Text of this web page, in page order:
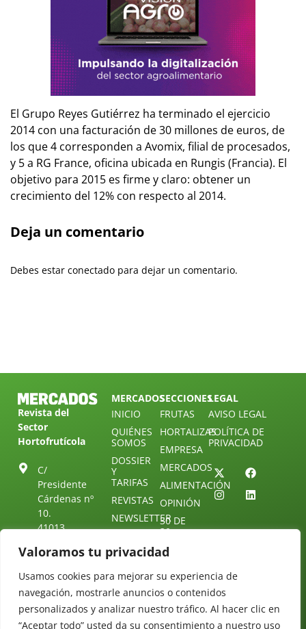
Valoramos tu privacidad
Usamos cookies para mejorar su experiencia de
navegación, mostrarle anuncios o contenidos
personalizados y analizar nuestro tráfico. Al hacer clic en
“Aceptar todo” usted da su consentimiento a nuestro uso
El Grupo Reyes Gutiérrez ha terminado el ejercicio
2014 con una facturación de 30 millones de euros, de
los que 4 corresponden a Avomix, filial de procesados,
y 5 a RG France, oficina ubicada en Rungis (Francia). El
objetivo para 2015 es firme y claro: obtener un
crecimiento del 12% con respecto al 2014.
Deja un comentario
Debes estar conectado para dejar un comentario.
Revista del
Sector
Hortofrutícola
C/
Presidente
Cárdenas nº
10.
41013
ESPAÑA
Tel: (+34) 954
25 88 51
redaccion@revistamercados.com
MERCADOS
INICIO
QUIÉNES
SOMOS
DOSSIER
Y
TARIFAS
REVISTAS
NEWSLETTER
ÚNETE A
TELEGRAM
CONTACTO
SECCIONES
FRUTAS
HORTALIZAS
EMPRESA
MERCADOS
ALIMENTACIÓN
OPINIÓN
30 DE
30
DIRECTORIO
LEGAL
AVISO LEGAL
POLÍTICA DE
PRIVACIDAD